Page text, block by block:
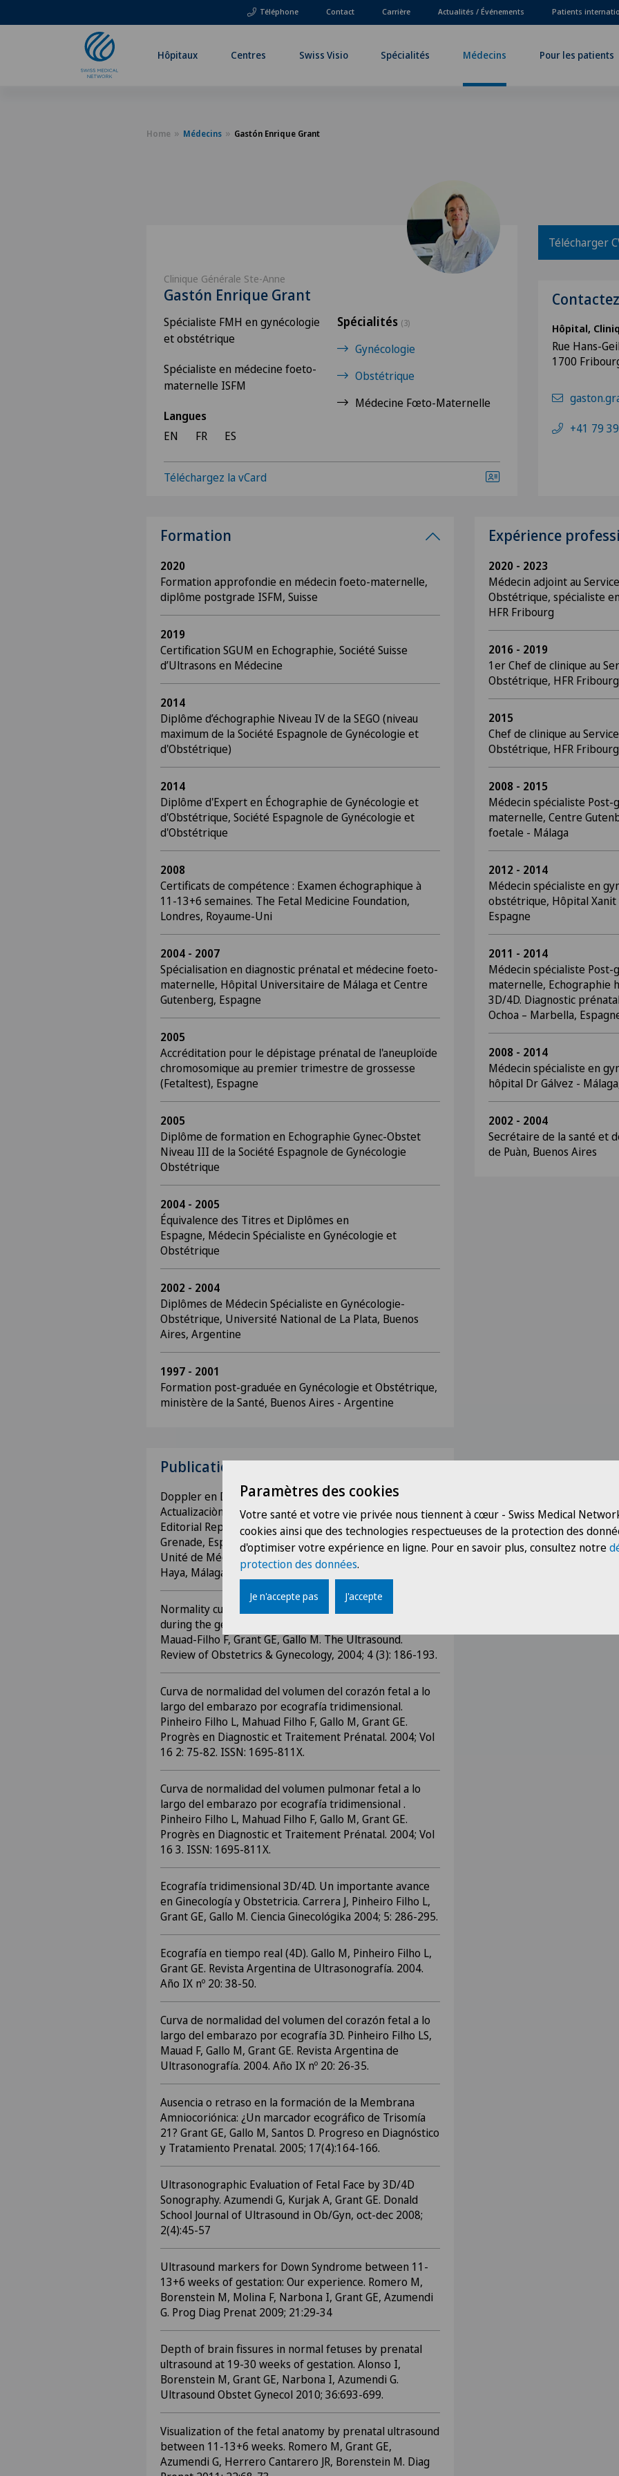
Téléphone Contact Carrière Actualités / Événements Patients
Hôpitaux Centres Swiss Visio Spécialités Médecins Pour les patients
Home Médecins Gastón Enrique Grant
Clinique Générale Ste-Anne
Gastón Enrique Grant
Spécialiste FMH en gynécologie
et obstétrique
Spécialiste en médecine foeto-
maternelle ISFM
Langues
EN
FR ES
Spécialités (3)
Gynécologie
Obstétrique
Médecine Fœto-Maternelle
Téléchargez la vCard
Télécharger
Hôpital,
Rue Hans-
1700
+41 79
Formation
2020
Formation approfondie en médecin foeto-maternelle,
diplôme postgrade ISFM, Suisse
2019
Certification SGUM en Echographie, Société Suisse
d’Ultrasons en Médecine
2014
Diplôme d’échographie Niveau IV de la SEGO (niveau
maximum de la Société Espagnole de Gynécologie et
d'Obstétrique)
2014
Diplôme d'Expert en Échographie de Gynécologie et
d'Obstétrique, Société Espagnole de Gynécologie et
d'Obstétrique
2008
Certificats de compétence : Examen échographique à
11-13+6 semaines. The Fetal Medicine Foundation,
Londres, Royaume-Uni
2004 - 2007
Spécialisation en diagnostic prénatal et médecine foeto-
maternelle, Hôpital Universitaire de Málaga et Centre
Gutenberg, Espagne
2005
Accréditation pour le dépistage prénatal de l'aneuploïde
chromosomique au premier trimestre de grossesse
(Fetaltest), Espagne
2005
Diplôme de formation en Echographie Gynec-Obstet
Niveau III de la Société Espagnole de Gynécologie
Obstétrique
2004 - 2005
Équivalence des Titres et Diplômes en
Espagne, Médecin Spécialiste en Gynécologie et
Obstétrique
2002 - 2004
Diplômes de Médecin Spécialiste en Gynécologie-
Obstétrique, Université National de La Plata, Buenos
Aires, Argentine
1997 - 2001
Formation post-graduée en Gynécologie et Obstétrique,
ministère de la Santé, Buenos Aires - Argentine
Publications
Doppler en Diagnóstico Prenatal. Chapitre I du livre
Actualizaciòn en Ginecologìa y Obstetricia. Année 2004.
Editorial Reprodogital. Hôpital Virgen de las Nieves,
Grenade, Espagne. Gallo M., Pinheiro Filho L., Grant GE.
Unité de Médecine Foetale Hôpital Universitaire Carlos
Haya, Málaga-Espagne.
Normality curve of fetal cardiac and fetal lung volume
during the gestation by 3D ultrasound. Pinheiro-Filho LS,
Mauad-Filho F, Grant GE, Gallo M. The Ultrasound.
Review of Obstetrics & Gynecology, 2004; 4 (3): 186-193.
Curva de normalidad del volumen del corazón fetal a lo
largo del embarazo por ecografía tridimensional.
Pinheiro Filho L, Mahuad Filho F, Gallo M, Grant GE.
Progrès en Diagnostic et Traitement Prénatal. 2004; Vol
16 2: 75-82. ISSN: 1695-811X.
Curva de normalidad del volumen pulmonar fetal a lo
largo del embarazo por ecografía tridimensional .
Pinheiro Filho L, Mahuad Filho F, Gallo M, Grant GE.
Progrès en Diagnostic et Traitement Prénatal. 2004; Vol
16 3. ISSN: 1695-811X.
Ecografía tridimensional 3D/4D. Un importante avance
en Ginecología y Obstetricia. Carrera J, Pinheiro Filho L,
Grant GE, Gallo M. Ciencia Ginecológika 2004; 5: 286-295.
Ecografía en tiempo real (4D). Gallo M, Pinheiro Filho L,
Grant GE. Revista Argentina de Ultrasonografía. 2004.
Año IX nº 20: 38-50.
Curva de normalidad del volumen del corazón fetal a lo
largo del embarazo por ecografía 3D. Pinheiro Filho LS,
Mauad F, Gallo M, Grant GE. Revista Argentina de
Ultrasonografía. 2004. Año IX nº 20: 26-35.
Ausencia o retraso en la formación de la Membrana
Amniocoriónica: ¿Un marcador ecográfico de Trisomía
21? Grant GE, Gallo M, Santos D. Progreso en Diagnóstico
y Tratamiento Prenatal. 2005; 17(4):164-166.
Ultrasonographic Evaluation of Fetal Face by 3D/4D
Sonography. Azumendi G, Kurjak A, Grant GE. Donald
School Journal of Ultrasound in Ob/Gyn, oct-dec 2008;
2(4):45-57
Ultrasound markers for Down Syndrome between 11-
13+6 weeks of gestation: Our experience. Romero M,
Borenstein M, Molina F, Narbona I, Grant GE, Azumendi
G. Prog Diag Prenat 2009; 21:29-34
Depth of brain fissures in normal fetuses by prenatal
ultrasound at 19-30 weeks of gestation. Alonso I,
Borenstein M, Grant GE, Narbona I, Azumendi G.
Ultrasound Obstet Gynecol 2010; 36:693-699.
Visualization of the fetal anatomy by prenatal ultrasound
between 11-13+6 weeks. Romero M, Grant GE,
Azumendi G, Herrero Cantarero JR, Borenstein M. Diag
Expérience
2020 - 2023
Médecin adjoint au
Obstétrique, spécialiste
HFR Fribourg
2016 - 2019
1er Chef de clinique au
Obstétrique, HFR Fribourg
2015
Chef de clinique au
Obstétrique, HFR Fribourg
2008 - 2015
Médecin spécialiste
maternelle, Centre
foetale - Málaga
2012 - 2014
Médecin spécialiste en
obstétrique, Hôpital
Espagne
2011 - 2014
Médecin spécialiste
maternelle, Echographie
3D/4D. Diagnostic
Ochoa – Marbella,
2008 - 2014
Médecin spécialiste en
hôpital Dr Gálvez -
2002 - 2004
Secrétaire de la santé et
de Puàn, Buenos Aires
Paramètres des cookies
Votre santé et votre vie privée nous tiennent à cœur - Swiss Medical
cookies ainsi que des technologies respectueuses de la protection des
d'optimiser votre expérience en ligne. Pour en savoir plus, consultez notre
protection des données.
Je n'accepte pas J'accepte